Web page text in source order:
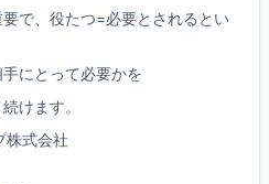
で、役たつ=必要とされるとい
にとって必要かを
けます。
株式会社